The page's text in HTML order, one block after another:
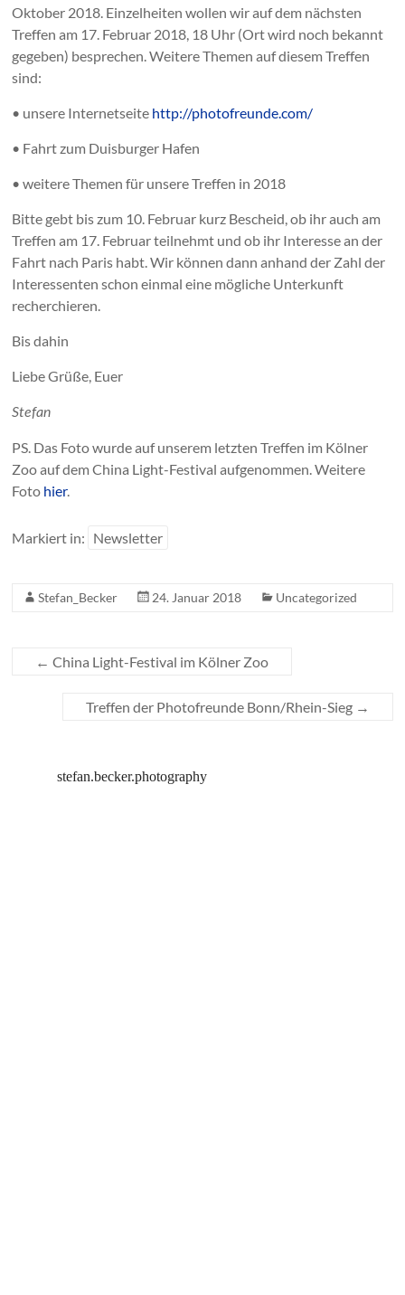
Oktober 2018. Einzelheiten wollen wir auf dem nächsten
Treffen am 17. Februar 2018, 18 Uhr (Ort wird noch bekannt
gegeben) besprechen. Weitere Themen auf diesem Treffen
sind:
• unsere Internetseite http://photofreunde.com/
• Fahrt zum Duisburger Hafen
• weitere Themen für unsere Treffen in 2018
Bitte gebt bis zum 10. Februar kurz Bescheid, ob ihr auch am
Treffen am 17. Februar teilnehmt und ob ihr Interesse an der
Fahrt nach Paris habt. Wir können dann anhand der Zahl der
Interessenten schon einmal eine mögliche Unterkunft
recherchieren.
Bis dahin
Liebe Grüße, Euer
Stefan
PS. Das Foto wurde auf unserem letzten Treffen im Kölner
Zoo auf dem China Light-Festival aufgenommen. Weitere
Foto hier.
Markiert in: Newsletter
Stefan_Becker 24. Januar 2018 Uncategorized
← China Light-Festival im Kölner Zoo
Treffen der Photofreunde Bonn/Rhein-Sieg →
stefan.becker.photography